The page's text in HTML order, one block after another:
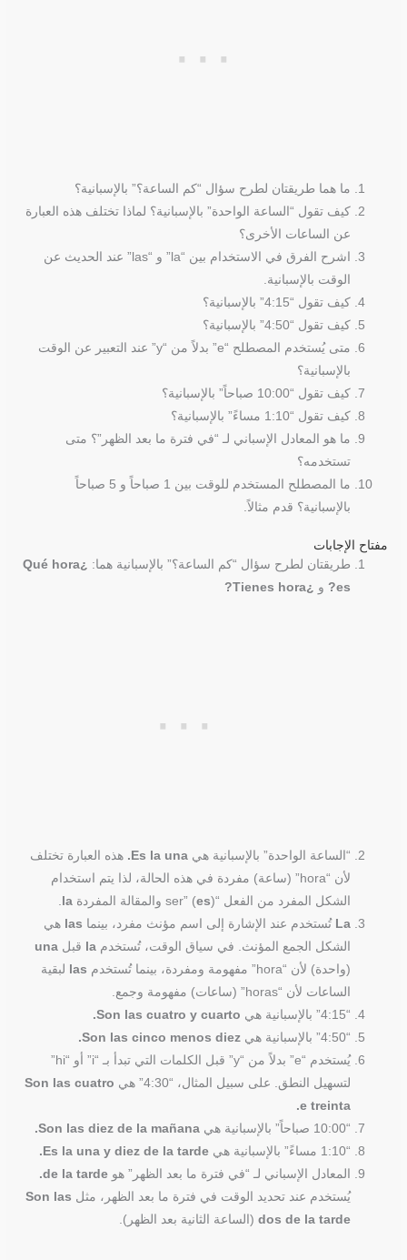
ما هما طريقتان لطرح سؤال “كم الساعة؟” بالإسبانية؟
كيف تقول “الساعة الواحدة” بالإسبانية؟ لماذا تختلف هذه العبارة
عن الساعات الأخرى؟
اشرح الفرق في الاستخدام بين “la” و “las” عند الحديث عن
الوقت بالإسبانية.
كيف تقول “4:15” بالإسبانية؟
كيف تقول “4:50” بالإسبانية؟
متى يُستخدم المصطلح “e” بدلاً من “y” عند التعبير عن الوقت
بالإسبانية؟
كيف تقول “10:00 صباحاً” بالإسبانية؟
كيف تقول “1:10 مساءً” بالإسبانية؟
ما هو المعادل الإسباني لـ “في فترة ما بعد الظهر”؟ متى
تستخدمه؟
ما المصطلح المستخدم للوقت بين 1 صباحاً و 5 صباحاً
بالإسبانية؟ قدم مثالاً.
مفتاح الإجابات
طريقتان لطرح سؤال “كم الساعة؟” بالإسبانية هما:
¿Qué hora
es?
و ¿Tienes hora?
“الساعة الواحدة” بالإسبانية هيEs la una.
هذه العبارة تختلف
لأن “hora” (ساعة) مفردة في هذه الحالة، لذا يتم استخدام
الشكل المفرد من الفعل “ser” ( es) والمقالة المفردة la
.
La تُستخدم عند الإشارة إلى اسم مؤنث مفرد، بينما las هي
الشكل الجمع المؤنث. في سياق الوقت، تُستخدمla قبلuna
(واحدة) لأن “hora” مفهومة ومفردة، بينما تُستخدم
las لبقية
الساعات لأن “horas” (ساعات) مفهومة وجمع.
“4:15” بالإسبانية هي
Son las cuatro y cuarto.
“4:50” بالإسبانية هي
Son las cinco menos diez.
يُستخدم “e” بدلاً من “y” قبل الكلمات التي تبدأ بـ “i” أو “hi”
لتسهيل النطق. على سبيل المثال، “4:30” هي
Son las cuatro
e treinta.
“10:00 صباحاً” بالإسبانية هي
Son las diez de la mañana.
“1:10 مساءً” بالإسبانية هي
Es la una y diez de la tarde.
المعادل الإسباني لـ “في فترة ما بعد الظهر” هوde la tarde.
يُستخدم عند تحديد الوقت في فترة ما بعد الظهر، مثل Son las
dos de la tarde (الساعة الثانية بعد الظهر).